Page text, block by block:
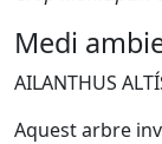
Medi
AILANTHUS
Aquest arbre